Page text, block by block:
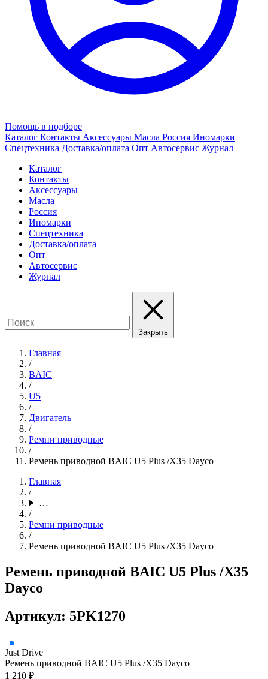
Помощь в подборе
Каталог Контакты Аксессуары Масла Россия Иномарки
Спецтехника Доставка/оплата Опт Автосервис Журнал
Каталог
Контакты
Аксессуары
Масла
Россия
Иномарки
Спецтехника
Доставка/оплата
Опт
Автосервис
Журнал
Закрыть
Главная
/
BAIC
/
U5
/
Двигатель
/
Ремни приводные
/
Ремень приводной BAIC U5 Plus /X35 Dayco
Главная
/
…
/
Ремни приводные
/
Ремень приводной BAIC U5 Plus /X35 Dayco
Ремень приводной BAIC U5 Plus /X35
Dayco
Артикул: 5PK1270
Just Drive
Ремень приводной BAIC U5 Plus /X35 Dayco
1 210 ₽